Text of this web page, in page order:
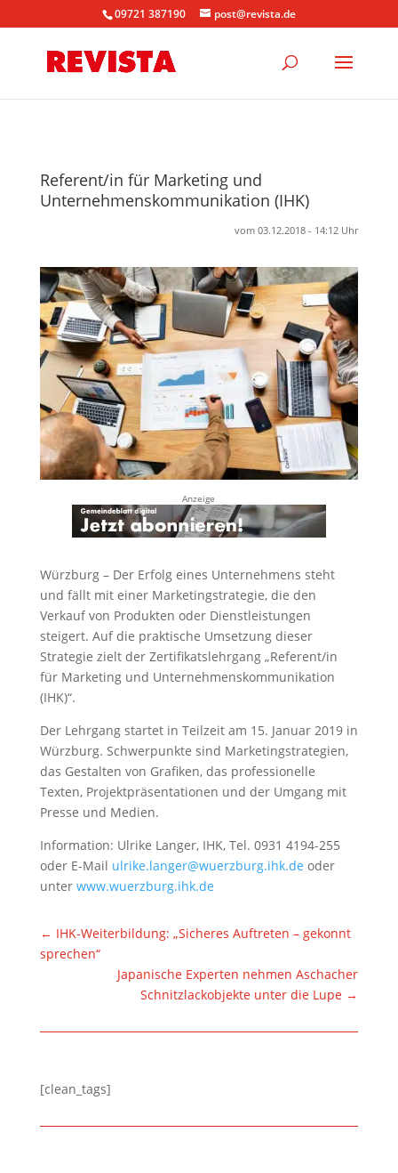
09721 387190 post@revista.de
Referent/in für Marketing und
Unternehmenskommunikation (IHK)
vom 03.12.2018 - 14:12 Uhr
Anzeige
Würzburg – Der Erfolg eines Unternehmens steht
und fällt mit einer Marketingstrategie, die den
Verkauf von Produkten oder Dienstleistungen
steigert. Auf die praktische Umsetzung dieser
Strategie zielt der Zertifikatslehrgang „Referent/in
für Marketing und Unternehmenskommunikation
(IHK)“.
Der Lehrgang startet in Teilzeit am 15. Januar 2019 in
Würzburg. Schwerpunkte sind Marketingstrategien,
das Gestalten von Grafiken, das professionelle
Texten, Projektpräsentationen und der Umgang mit
Presse und Medien.
Information: Ulrike Langer, IHK, Tel. 0931 4194-255
oder E-Mail ulrike.langer@wuerzburg.ihk.de oder
unter www.wuerzburg.ihk.de
← IHK-Weiterbildung: „Sicheres Auftreten – gekonnt
sprechen“
Japanische Experten nehmen Aschacher
Schnitzlackobjekte unter die Lupe →
[clean_tags]